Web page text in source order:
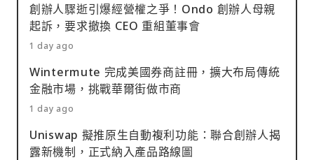
創辦人驟逝引爆經營權之爭！Ondo 創辦人母親
起訴，要求撤換 CEO 重組董事會
1 day ago
Wintermute 完成美國券商註冊，擴大布局傳統
金融市場，挑戰華爾街做市商
1 day ago
Uniswap 擬推原生自動複利功能：聯合創辦人揭
露新機制，正式納入產品路線圖